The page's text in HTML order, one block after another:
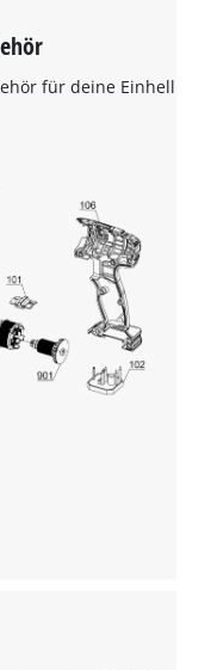
Zustimmung, um
zu können!
to load due
disclosed to the
needs to setup
to add this content
für deine Einhell